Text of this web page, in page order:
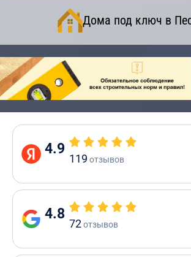
Дома под ключ в
4.9
119 отзывов
4.8
72отзывов